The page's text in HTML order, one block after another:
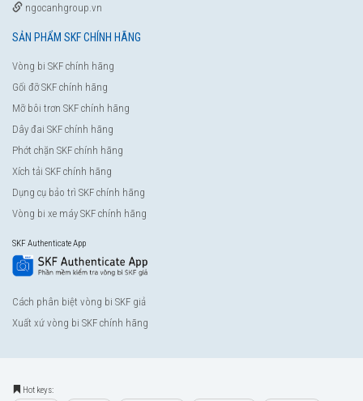
ngocanhgroup.vn
SẢN PHẨM SKF CHÍNH HÃNG
Vòng bi SKF chính hãng
Gối đỡ SKF chính hãng
Mỡ bôi trơn SKF chính hãng
Dây đai SKF chính hãng
Phớt chặn SKF chính hãng
Xích tải SKF chính hãng
Dụng cụ bảo trì SKF chính hãng
Vòng bi xe máy SKF chính hãng
SKF Authenticate App
Cách phân biệt vòng bi SKF giả
Xuất xứ vòng bi SKF chính hãng
Hot keys: